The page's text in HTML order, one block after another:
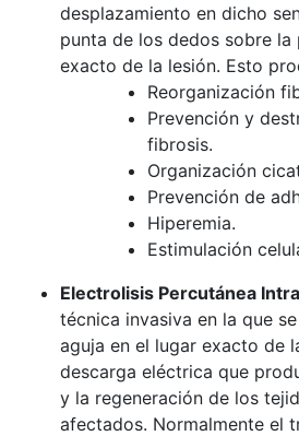
desplazamiento en dicho
punta de los dedos sobre la
exacto de la lesión. Esto
Reorganización
Prevención y
fibrosis.
Organización
Prevención de
Hiperemia.
Estimulación
Electrolisis Percutánea
técnica invasiva en la que
aguja en el lugar exacto de
descarga eléctrica que
y la regeneración de los
afectados. Normalmente el